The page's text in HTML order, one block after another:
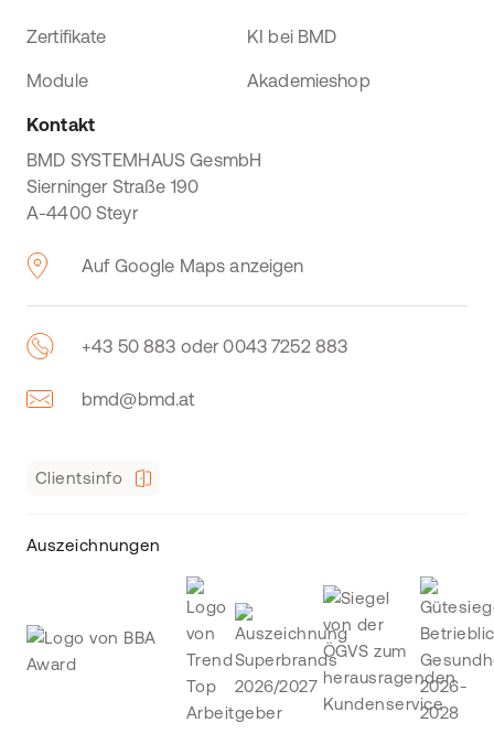
Zertifikate KI bei BMD
Module Akademieshop
Kontakt
BMD SYSTEMHAUS GesmbH
Sierninger Straße 190
A-4400 Steyr
Auf Google Maps anzeigen
+43 50 883 oder 0043 7252 883
bmd@bmd.at
Clientsinfo
Auszeichnungen